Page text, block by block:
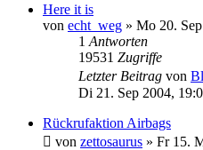
Here it is
von echt_weg » Mo 20.
1 Antworten
19531 Zugriffe
Letzter Beitrag von
Di 21. Sep 2004,
Rückrufaktion Airbags
von zettosaurus » Fr 15.